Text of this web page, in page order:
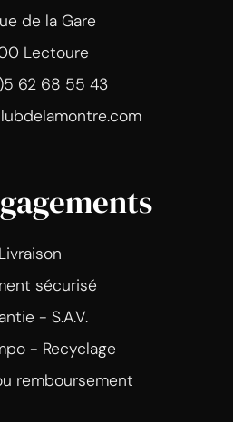
de la Gare
Lectoure
62 68 55 43
Livraison
sécurisé
- S.A.V.
- Recyclage
remboursement